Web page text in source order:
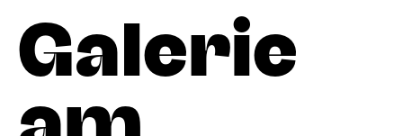
Galerie
am